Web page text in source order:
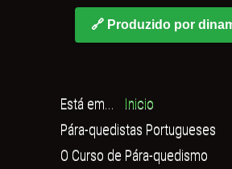
🔗 Produzido por
Está em...
Inicio
Pára-quedistas Portugueses
O Curso de Pára-quedismo